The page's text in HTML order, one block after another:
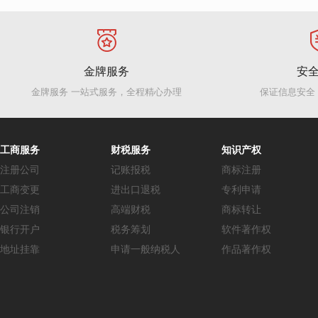
金牌服务
金牌服务 一站式服务，全程精心办理
安
保证信息安
工商服务
注册公司
工商变更
公司注销
银行开户
地址挂靠
财税服务
记账报税
进出口退税
高端财税
税务筹划
申请一般纳税人
知识产权
商标注册
专利申请
商标转让
软件著作权
作品著作权